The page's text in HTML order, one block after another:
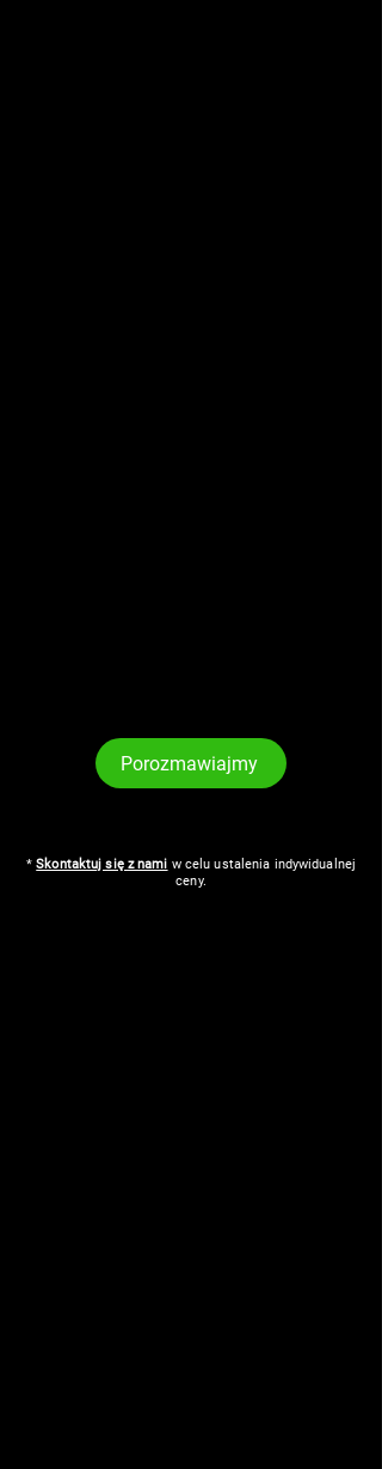
Porozmawiajmy
*Skontaktuj się z nami w celu ustalenia indywidualnej
ceny.